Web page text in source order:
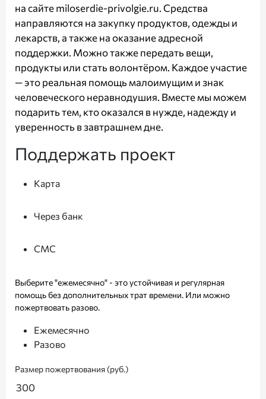
на сайтеmiloserdie-privolgie.ru. Средства
направляются на закупку продуктов, одежды и
лекарств, а также на оказание адресной
поддержки. Можно также передать вещи,
продукты или стать волонтёром. Каждое участие
— это реальная помощь малоимущим и знак
человеческого неравнодушия. Вместе мы можем
подарить тем, кто оказался в нужде, надежду и
уверенность в завтрашнем дне.
Поддержать проект
Карта
Через банк
СМС
Выберите "ежемесячно" - это устойчивая и регулярная
помощь без дополнительных трат времени. Или можно
пожертвовать разово.
Ежемесячно
Разово
Размер пожертвования (руб.)
300